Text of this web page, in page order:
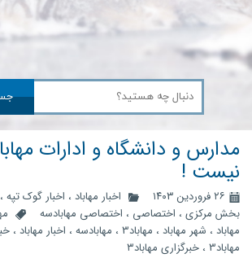
مدارس و دانشگاه و ادارات
نیست !
۲۶ فروردین ۱۴۰۳ اخبار مهاباد ، اخبار گوک تپه ،
بخش مرکزی ، اختصاصی ، اختصاصی مهابادسه
مهاباد ، شهر مهاباد ، مهاباد3 ، مهابادسه ، اخبار مهاباد ،
مهاباد3
، خبرگزاری مهاباد۳